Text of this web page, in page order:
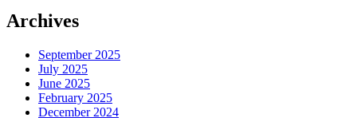
Archives
September 2025
July 2025
June 2025
February 2025
December 2024